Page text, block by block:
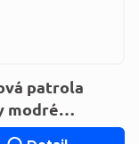
patrola
modré
0054